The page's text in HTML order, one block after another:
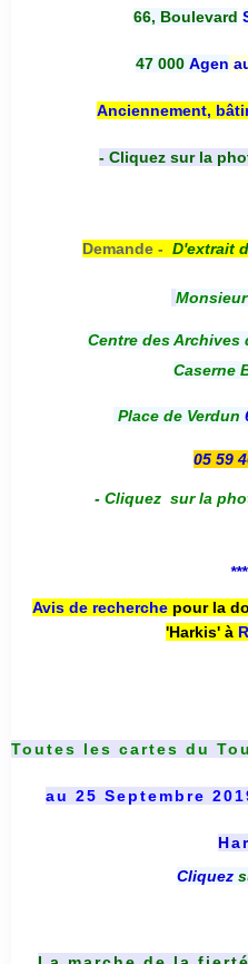
66, Boulevard
47 000 Agen
Anciennement,
- Cliquez sur la
Demande - D'extrait
Centre des
Caserne
Place de Verdun
05 59
- Cliquez sur la
Avis de recherche pour la
'Harkis' à
Toutes les cartes du
au 25 Septembre
Cliquez